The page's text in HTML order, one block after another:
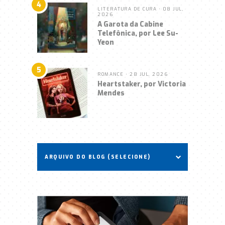
4 LITERATURA DE CURA • 08 JUL,
2026
A Garota da Cabine
Telefônica, por Lee Su-
Yeon
5 ROMANCE • 28 JUL, 2026
Heartstaker, por Victoria
Mendes
ARQUIVO DO BLOG (SELECIONE)